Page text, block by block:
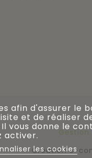
Gestion
afin d'assurer le
et de réaliser
vous donne le
activer.
les cookies
Création e-